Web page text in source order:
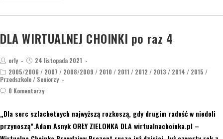
DLA WIRTUALNEJ CHOINKI po raz 4
orly
24 listopada 2021
2005/2006 / 2007 / 2008/2009 / 2010 / 2011 / 2012 / 2013 / 2014 / 2015 /
Przedszkole / Seniorzy
0 Komentarzy
„Dla serc szlachetnych najwyższą rozkoszą, gdy drugim radość w niedoli
przynoszą”.Adam Asnyk ORŁY ZIELONKA DLA wirtualnachoinka.pl –